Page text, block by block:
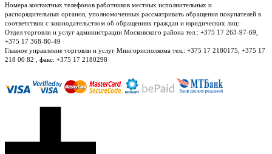
Номера контактных телефонов работников местных исполнительных и
распорядительных органов, уполномоченных рассматривать обращения покупателей в
соответствии с законодательством об обращениях граждан и юридических лиц:
Отдел торговли и услуг администрации Московского района тел.: +375 17 263-97-69,
+375 17 368-80-49
Главное управление торговли и услуг Мингорисполкома тел.: +375 17 2180175, +375 17
218 00 82 , факс: +375 17 2180298